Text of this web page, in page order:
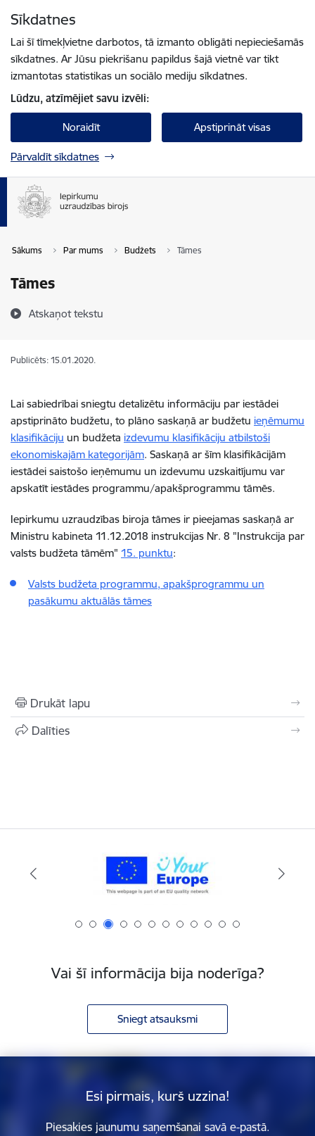
Sīkdatnes
Lai šī tīmekļvietne darbotos, tā izmanto obligāti nepieciešamās
sīkdatnes. Ar Jūsu piekrišanu papildus šajā vietnē var tikt
izmantotas statistikas un sociālo mediju sīkdatnes.
Lūdzu, atzīmējiet savu izvēli:
Noraidīt Apstiprināt visas
Pārvaldīt sīkdatnes
Sākums Par mums Budžets Tāmes
Tāmes
Atskaņot tekstu
Publicēts: 15.01.2020.
Lai sabiedrībai sniegtu detalizētu informāciju par iestādei
apstiprināto budžetu, to plāno saskaņā ar budžetu ieņēmumu
klasifikāciju un budžeta izdevumu klasifikāciju atbilstoši
ekonomiskajām kategorijām. Saskaņā ar šīm klasifikācijām
iestādei saistošo ieņēmumu un izdevumu uzskaitījumu var
apskatīt iestādes programmu/apakšprogrammu tāmēs.
Iepirkumu uzraudzības biroja tāmes ir pieejamas saskaņā ar
Ministru kabineta 11.12.2018 instrukcijas Nr. 8 "Instrukcija par
valsts budžeta tāmēm" 15. punktu:
Valsts budžeta programmu, apakšprogrammu un
pasākumu aktuālās tāmes
Drukāt lapu
Dalīties
Vai šī informācija bija noderīga?
Sniegt atsauksmi
Esi pirmais, kurš uzzina!
Piesakies jaunumu saņemšanai savā e-pastā.